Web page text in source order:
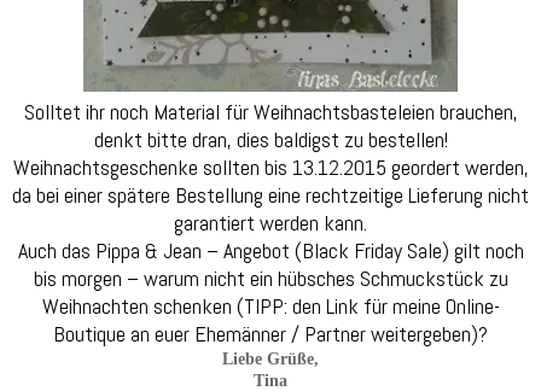
Solltet ihr noch Material für Weihnachtsbasteleien brauchen,
denkt bitte dran, dies baldigst zu bestellen!
Weihnachtsgeschenke sollten bis 13.12.2015 geordert werden,
da bei einer spätere Bestellung eine rechtzeitige Lieferung nicht
garantiert werden kann.
Auch das Pippa & Jean – Angebot (Black Friday Sale) gilt noch
bis morgen – warum nicht ein hübsches Schmuckstück zu
Weihnachten schenken (TIPP: den Link für meine Online-
Boutique an euer Ehemänner / Partner weitergeben)?
Liebe Grüße,
Tina